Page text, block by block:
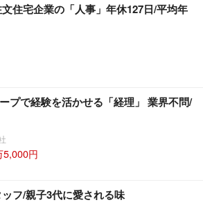
住宅企業の「人事」年休127日/平均年
プで経験を活かせる「経理」 業界不問/
5,000円
フ/親子3代に愛される味